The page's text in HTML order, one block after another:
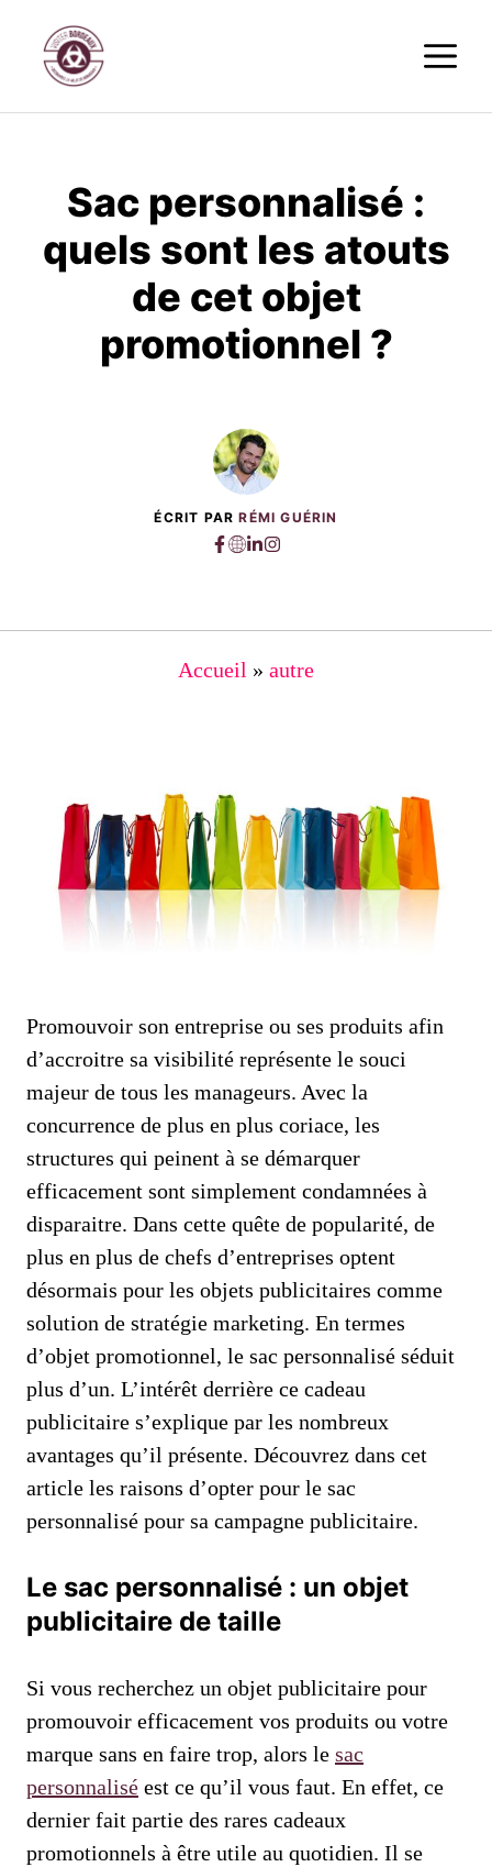
contenu
Sac personnalisé :
quels sont les atouts
de cet objet
promotionnel ?
ÉCRIT PARRÉMI GUÉRIN
Accueil » autre
Promouvoir son entreprise ou ses produits afin
d’accroitre sa visibilité représente le souci
majeur de tous les manageurs. Avec la
concurrence de plus en plus coriace, les
structures qui peinent à se démarquer
efficacement sont simplement condamnées à
disparaitre. Dans cette quête de popularité, de
plus en plus de chefs d’entreprises optent
désormais pour les objets publicitaires comme
solution de stratégie marketing. En termes
d’objet promotionnel, le sac personnalisé séduit
plus d’un. L’intérêt derrière ce cadeau
publicitaire s’explique par les nombreux
avantages qu’il présente. Découvrez dans cet
article les raisons d’opter pour le sac
personnalisé pour sa campagne publicitaire.
Le sac personnalisé : un objet
publicitaire de taille
Si vous recherchez un objet publicitaire pour
promouvoir efficacement vos produits ou votre
marque sans en faire trop, alors le sac
personnalisé est ce qu’il vous faut. En effet, ce
dernier fait partie des rares cadeaux
promotionnels à être utile au quotidien. Il se